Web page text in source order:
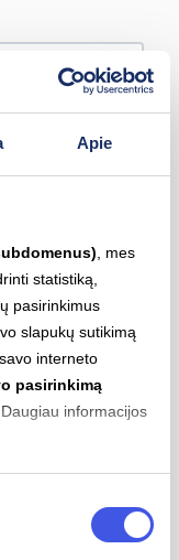
Apie
, mes
statistiką,
pasirinkimus
slapukų sutikimą
interneto
pasirinkimą
informacijos